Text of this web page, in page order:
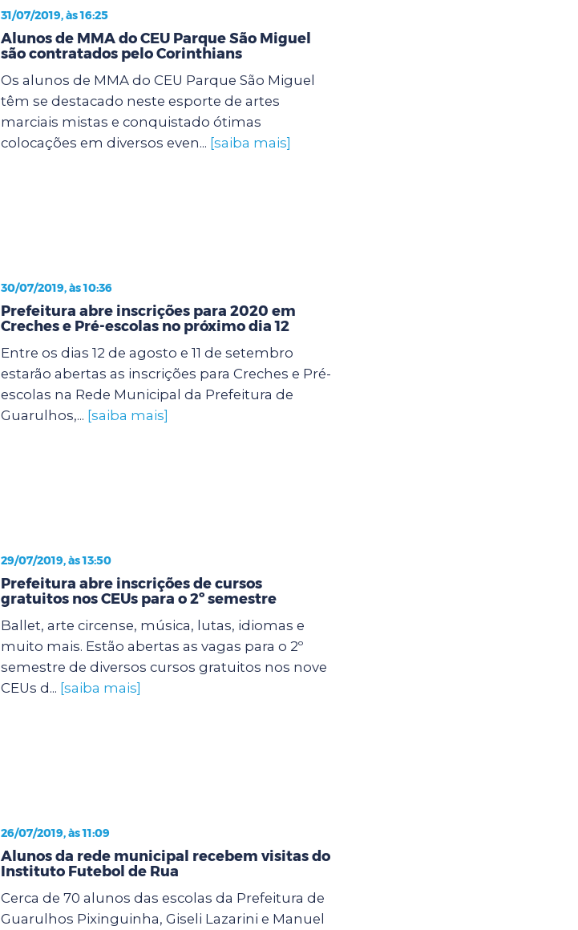
31/07/2019, às 16:25
Alunos de MMA do CEU Parque São Miguel
são contratados pelo Corinthians
Os alunos de MMA do CEU Parque São Miguel
têm se destacado neste esporte de artes
marciais mistas e conquistado ótimas
colocações em diversos even... [saiba mais]
30/07/2019, às 10:36
Prefeitura abre inscrições para 2020 em
Creches e Pré-escolas no próximo dia 12
Entre os dias 12 de agosto e 11 de setembro
estarão abertas as inscrições para Creches e Pré-
escolas na Rede Municipal da Prefeitura de
Guarulhos,... [saiba mais]
29/07/2019, às 13:50
Prefeitura abre inscrições de cursos
gratuitos nos CEUs para o 2º semestre
Ballet, arte circense, música, lutas, idiomas e
muito mais. Estão abertas as vagas para o 2º
semestre de diversos cursos gratuitos nos nove
CEUs d... [saiba mais]
26/07/2019, às 11:09
Alunos da rede municipal recebem visitas do
Instituto Futebol de Rua
Cerca de 70 alunos das escolas da Prefeitura de
Guarulhos Pixinguinha, Giseli Lazarini e Manuel